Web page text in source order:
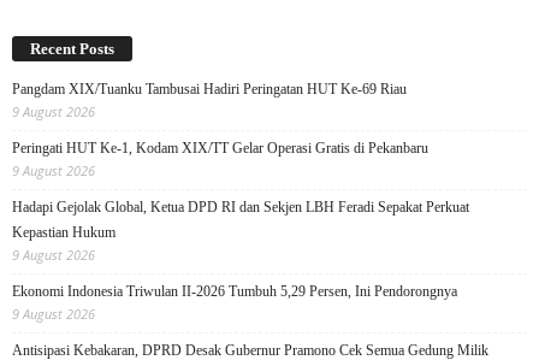
Recent Posts
Pangdam XIX/Tuanku Tambusai Hadiri Peringatan HUT Ke-69 Riau
9 August 2026
Peringati HUT Ke-1, Kodam XIX/TT Gelar Operasi Gratis di Pekanbaru
9 August 2026
Hadapi Gejolak Global, Ketua DPD RI dan Sekjen LBH Feradi Sepakat Perkuat
Kepastian Hukum
9 August 2026
Ekonomi Indonesia Triwulan II-2026 Tumbuh 5,29 Persen, Ini Pendorongnya
9 August 2026
Antisipasi Kebakaran, DPRD Desak Gubernur Pramono Cek Semua Gedung Milik